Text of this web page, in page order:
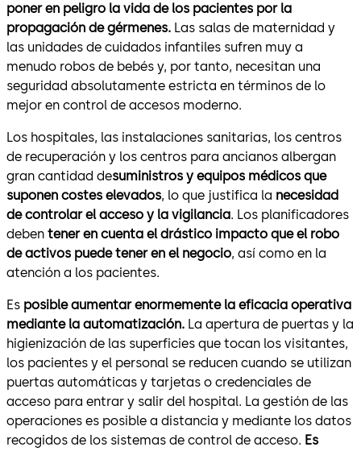
poner en peligro la vida de los pacientes por la
propagación de gérmenes. Las salas de maternidad y
las unidades de cuidados infantiles sufren muy a
menudo robos de bebés y, por tanto, necesitan una
seguridad absolutamente estricta en términos de lo
mejor en control de accesos moderno.
Los hospitales, las instalaciones sanitarias, los centros
de recuperación y los centros para ancianos albergan
gran cantidad desuministros y equipos médicos que
suponen costes elevados, lo que justifica la necesidad
de controlar el acceso y la vigilancia. Los planificadores
deben tener en cuenta el drástico impacto que el robo
de activos puede tener en el negocio, así como en la
atención a los pacientes.
Es posible aumentar enormemente la eficacia operativa
mediante la automatización. La apertura de puertas y la
higienización de las superficies que tocan los visitantes,
los pacientes y el personal se reducen cuando se utilizan
puertas automáticas y tarjetas o credenciales de
acceso para entrar y salir del hospital. La gestión de las
operaciones es posible a distancia y mediante los datos
recogidos de los sistemas de control de acceso. Es